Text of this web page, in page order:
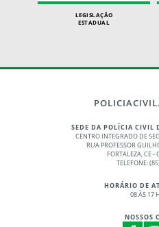
LEGISLAÇÃO
ESTADUAL
SEDE DA POLÍCIA CIVIL
CENTRO INTEGRADO DE
RUA PROFESSOR
FORTALEZA, CE -
TELEFONE:
HORÁRIO DE
08 ÀS 17
NOSSOS